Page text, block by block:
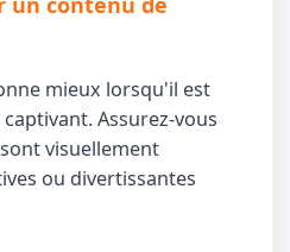
mieux lorsqu'il est
Assurez-vous
visuellement
ou divertissantes